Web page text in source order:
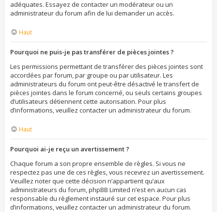
adéquates. Essayez de contacter un modérateur ou un
administrateur du forum afin de lui demander un accès.
Haut
Pourquoi ne puis-je pas transférer de pièces jointes ?
Les permissions permettant de transférer des pièces jointes sont
accordées par forum, par groupe ou par utilisateur. Les
administrateurs du forum ont peut-être désactivé le transfert de
pièces jointes dans le forum concerné, ou seuls certains groupes
d’utilisateurs détiennent cette autorisation. Pour plus
d’informations, veuillez contacter un administrateur du forum.
Haut
Pourquoi ai-je reçu un avertissement ?
Chaque forum a son propre ensemble de règles. Si vous ne
respectez pas une de ces règles, vous recevrez un avertissement.
Veuillez noter que cette décision n’appartient qu’aux
administrateurs du forum, phpBB Limited n’est en aucun cas
responsable du règlement instauré sur cet espace. Pour plus
d’informations, veuillez contacter un administrateur du forum.